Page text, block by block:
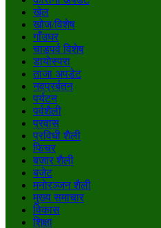
खेल
खोज/विशेष
गाँउघर
चाडपर्व विशेष
डायाेस्परा
ताजा अपडेट
नवप्रर्बतन
पर्यटन
पर्वशैली
प्रवास
प्रविधी शैली
फिचर
बजार शैली
बजेट
मनाेरञ्जन शैली
मुख्य समाचार
विकास
शिक्षा